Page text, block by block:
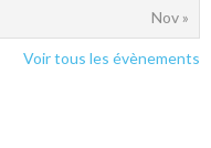
Nov »
Voir tous les évènements